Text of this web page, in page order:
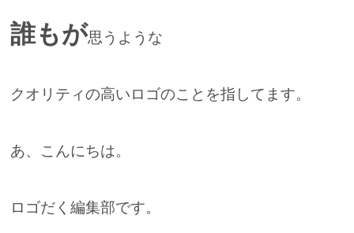
誰もが思うような
クオリティの高いロゴのことを指してます。
あ、こんにちは。
ロゴだく編集部です。